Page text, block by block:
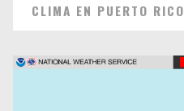
CLIMA EN PUERTO RICO